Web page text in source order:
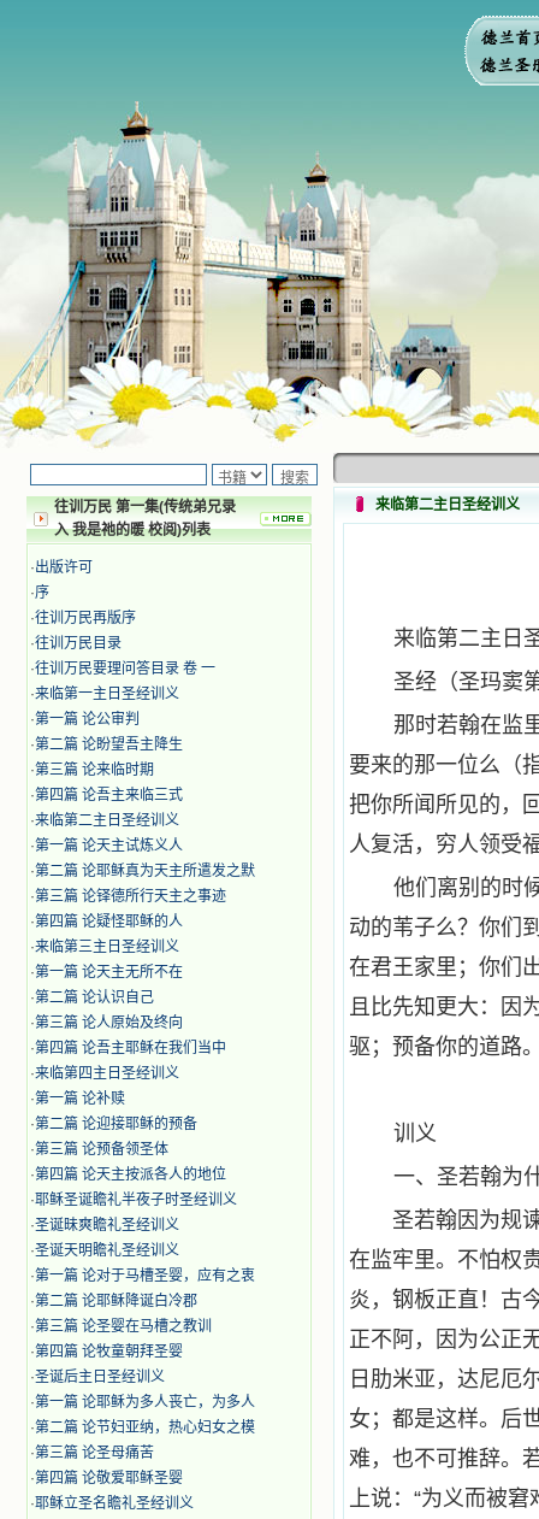
往训万民 第一集(传统弟兄录
入 我是祂的暖 校阅)列表
·出版许可
·序
·往训万民再版序
·往训万民目录
·往训万民要理问答目录 卷 一
·来临第一主日圣经训义
·第一篇 论公审判
·第二篇 论盼望吾主降生
·第三篇 论来临时期
·第四篇 论吾主来临三式
·来临第二主日圣经训义
·第一篇 论天主试炼义人
·第二篇 论耶稣真为天主所遣发之默
·第三篇 论铎德所行天主之事迹
·第四篇 论疑怪耶稣的人
·来临第三主日圣经训义
·第一篇 论天主无所不在
·第二篇 论认识自己
·第三篇 论人原始及终向
·第四篇 论吾主耶稣在我们当中
·来临第四主日圣经训义
·第一篇 论补赎
·第二篇 论迎接耶稣的预备
·第三篇 论预备领圣体
·第四篇 论天主按派各人的地位
·耶稣圣诞瞻礼半夜子时圣经训义
·圣诞昧爽瞻礼圣经训义
·圣诞天明瞻礼圣经训义
·第一篇 论对于马槽圣婴，应有之衷
·第二篇 论耶稣降诞白冷郡
·第三篇 论圣婴在马槽之教训
·第四篇 论牧童朝拜圣婴
·圣诞后主日圣经训义
·第一篇 论耶稣为多人丧亡，为多人
·第二篇 论节妇亚纳，热心妇女之模
·第三篇 论圣母痛苦
·第四篇 论敬爱耶稣圣婴
·耶稣立圣名瞻礼圣经训义
来临第二主日圣经训义
来临第二主日
圣经（圣玛窦
那时若翰在监
要来的那一位么（
把你所闻所见的，
人复活，穷人领受
他们离别的时
动的苇子么？你们
在君王家里；你们
且比先知更大：因
驱；预备你的道路
训义
一、圣若翰为
圣若翰因为规
在监牢里。不怕权
炎，钢板正直！古
正不阿，因为公正
日肋米亚，达尼厄
女；都是这样。后
难，也不可推辞。
上说：“为义而被